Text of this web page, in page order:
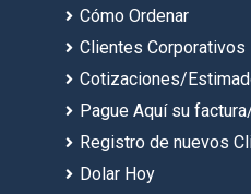
Cómo Ordenar
Clientes Corporativos
Cotizaciones/
Pague Aquí su
Registro de nuevos
Dolar Hoy